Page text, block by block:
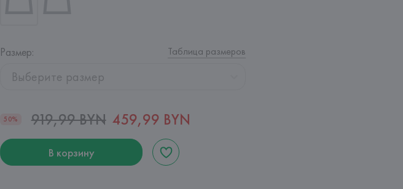
Размер: Таблица размеров
Выберите размер
50% 919,99 BYN 459,99 BYN
В корзину